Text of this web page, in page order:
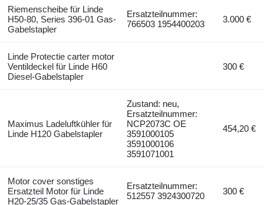
Riemenscheibe für Linde
H50-80, Series 396-01 Gas-
Gabelstapler
Ersatzteilnummer:
766503 1954400203
3.000 €
Linde Protectie carter motor
Ventildeckel für Linde H60
Diesel-Gabelstapler
300 €
Maximus Ladeluftkühler für
Linde H120 Gabelstapler
Zustand: neu,
Ersatzteilnummer:
NCP2073C OE
3591000105
3591000106
3591071001
454,20 €
Motor cover sonstiges
Ersatzteil Motor für Linde
H20-25/35 Gas-Gabelstapler
Ersatzteilnummer:
512557 3924300720
300 €